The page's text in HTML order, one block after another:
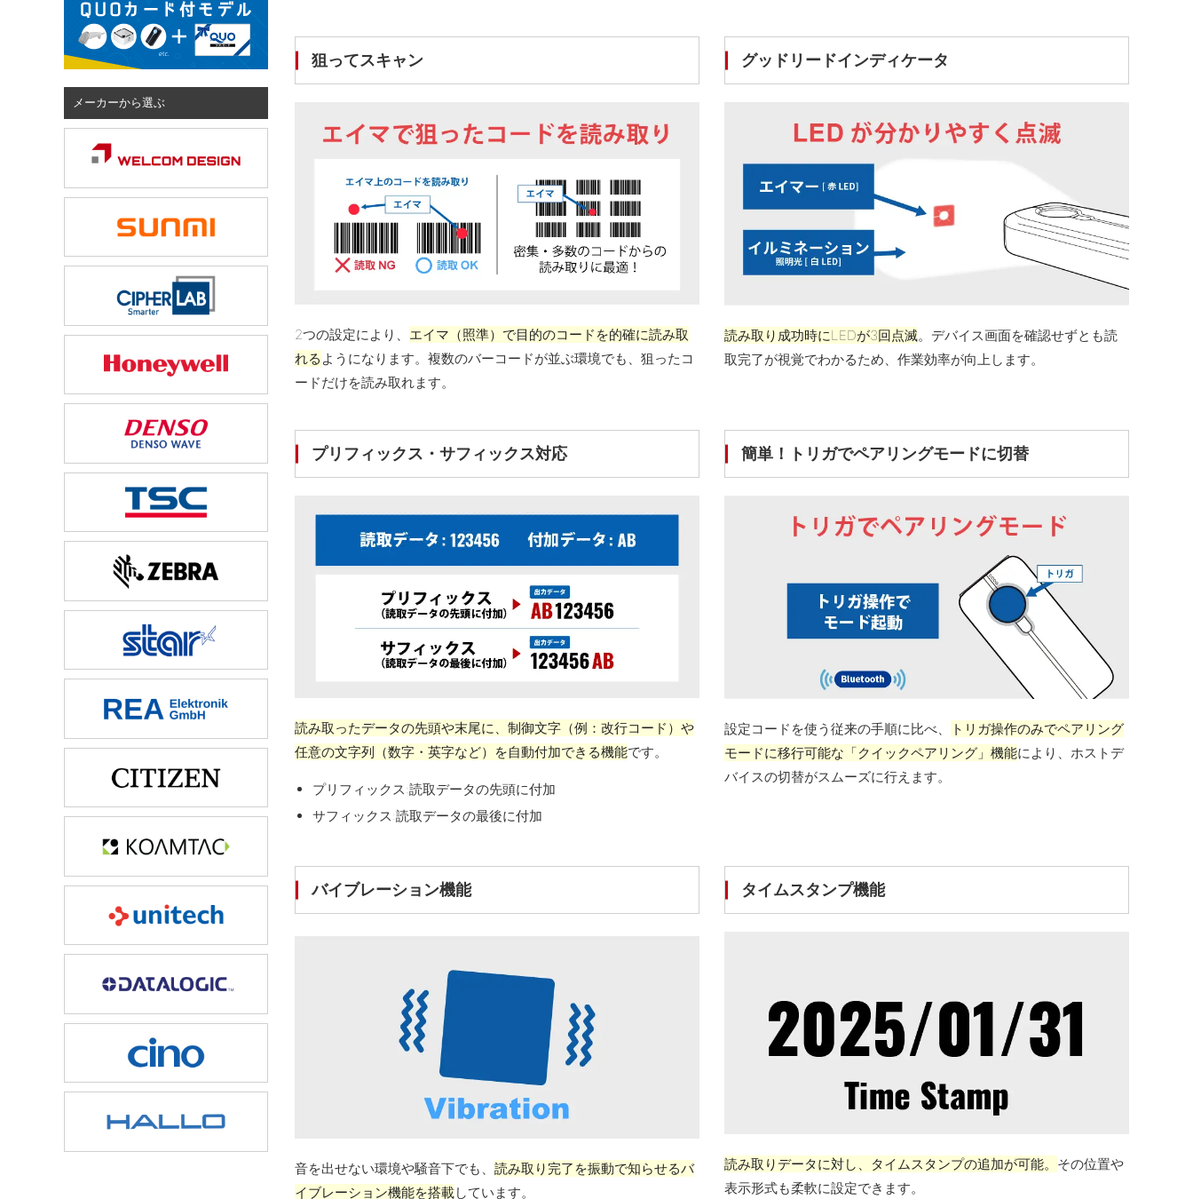
メーカーから選ぶ
狙ってスキャン
2つの設定により、 エイマ（照準）で目的のコードを的確に読み取
れる ようになります。複数のバーコードが並ぶ環境でも、狙ったコ
ードだけを読み取れます。
グッドリードインディケータ
読み取り成功時にLEDが3回点滅。デバイス画面を確認せずとも読
取完了が視覚でわかるため、作業効率が向上します。
プリフィックス・サフィックス対応
読み取ったデータの先頭や末尾に、制御文字（例：改行コード）や
任意の文字列（数字・英字など）を自動付加できる機能です。
プリフィックス:読取データの先頭に付加
サフィックス:読取データの最後に付加
簡単！トリガでペアリングモードに切替
設定コードを使う従来の手順に比べ、
トリガ操作のみでペアリング
モードに移行可能な「クイックペアリング」機能により、ホストデ
バイスの切替がスムーズに行えます。
バイブレーション機能
音を出せない環境や騒音下でも、 読み取り完了を振動で知らせるバ
イブレーション機能を搭載しています。
タイムスタンプ機能
読み取りデータに対し、タイムスタンプの追加が可能。 その位置や
表示形式も柔軟に設定できます。